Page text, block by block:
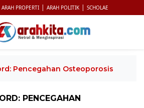
ARAH PROPERTI | ARAH POLITIK | SCHOLAE
Pencegahan Osteoporosis
PENCEGAHAN